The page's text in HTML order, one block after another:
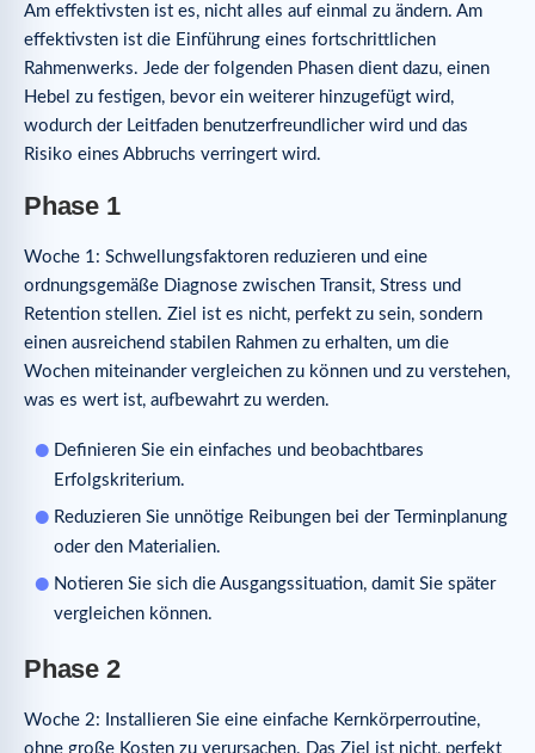
Am effektivsten ist es, nicht alles auf einmal zu ändern. Am
effektivsten ist die Einführung eines fortschrittlichen
Rahmenwerks. Jede der folgenden Phasen dient dazu, einen
Hebel zu festigen, bevor ein weiterer hinzugefügt wird,
wodurch der Leitfaden benutzerfreundlicher wird und das
Risiko eines Abbruchs verringert wird.
Phase 1
Woche 1: Schwellungsfaktoren reduzieren und eine
ordnungsgemäße Diagnose zwischen Transit, Stress und
Retention stellen. Ziel ist es nicht, perfekt zu sein, sondern
einen ausreichend stabilen Rahmen zu erhalten, um die
Wochen miteinander vergleichen zu können und zu verstehen,
was es wert ist, aufbewahrt zu werden.
Definieren Sie ein einfaches und beobachtbares
Erfolgskriterium.
Reduzieren Sie unnötige Reibungen bei der Terminplanung
oder den Materialien.
Notieren Sie sich die Ausgangssituation, damit Sie später
vergleichen können.
Phase 2
Woche 2: Installieren Sie eine einfache Kernkörperroutine,
ohne große Kosten zu verursachen. Das Ziel ist nicht, perfekt